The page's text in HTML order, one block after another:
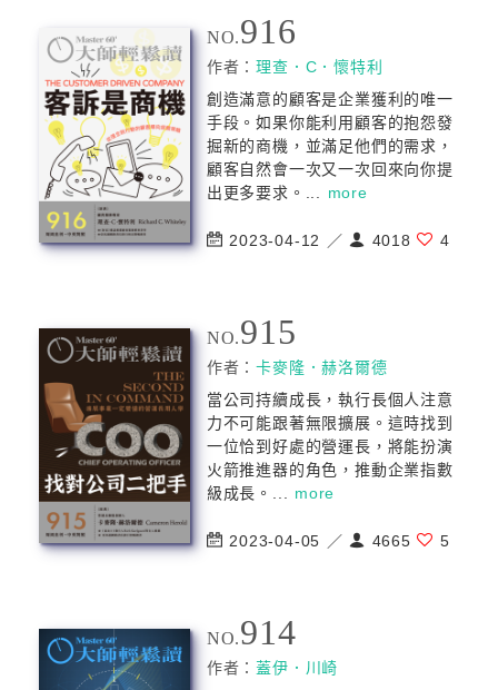
NO.916
作者：理查．C．懷特利
創造滿意的顧客是企業獲利的唯一
手段。如果你能利用顧客的抱怨發
掘新的商機，並滿足他們的需求，
顧客自然會一次又一次回來向你提
出更多要求。... more
2023-04-12 ／ 4018 4
NO.915
作者：卡麥隆．赫洛爾德
當公司持續成長，執行長個人注意
力不可能跟著無限擴展。這時找到
一位恰到好處的營運長，將能扮演
火箭推進器的角色，推動企業指數
級成長。... more
2023-04-05 ／ 4665 5
NO.914
作者：蓋伊．川崎